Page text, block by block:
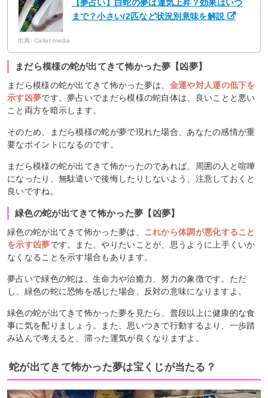
【夢占い】白蛇の夢は運気上昇？効果はいつ
まで？小さい/2匹など状況別意味を解説
出典: Callat media
まだら模様の蛇が出てきて怖かった夢【凶夢】
まだら模様の蛇が出てきて怖かった夢は、 金運や対人運の低下を
示す凶夢です。夢占いでまだら模様の蛇自体は、良いことと悪い
こと両方を暗示します。
そのため、まだら模様の蛇が夢で現れた場合、あなたの感情が重
要なポイントになるのです。
まだら模様の蛇が出てきて怖かったのであれば、周囲の人と喧嘩
になったり、無駄遣いで後悔したりしないよう、注意しておくと
良いですね。
緑色の蛇が出てきて怖かった夢【凶夢】
緑色の蛇が出てきて怖かった夢は、 これから体調が悪化すること
を示す凶夢です。また、やりたいことが、思うように上手くいか
なくなることを示す場合もあります。
夢占いで緑色の蛇は、生命力や治癒力、努力の象徴です。ただ
し、緑色の蛇に恐怖を感じた場合、反対の意味になりますよ。
緑色の蛇が出てきて怖かった夢を見たら、普段以上に健康的な食
事に気を配りましょう。また、思いつきで行動するより、一歩踏
み込んで考えると、滞った運気が良くなりますよ。
蛇が出てきて怖かった夢は宝くじが当たる？